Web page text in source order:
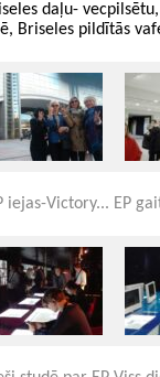
daļu-
Briseles pildītās
iejas-Victory... EP